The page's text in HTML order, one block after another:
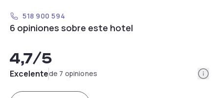
518 900 594
6 opiniones sobre este hotel
4,7/5
Excelentede 7 opiniones